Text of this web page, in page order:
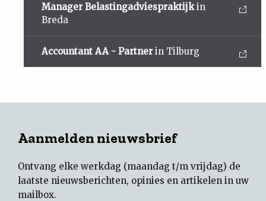
Manager Belastingadviespraktijkin
Breda
Accountant AA - Partner in Tilburg
Aanmelden nieuwsbrief
Ontvang elke werkdag (maandag t/m vrijdag) de
laatste nieuwsberichten, opinies en artikelen in uw
mailbox.